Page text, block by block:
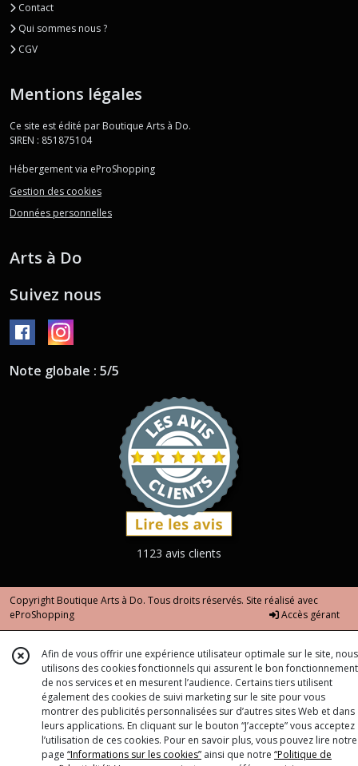
Contact
Qui sommes nous ?
CGV
Mentions légales
Ce site est édité par Boutique Arts à Do.
SIREN : 851875104
Hébergement via eProShopping
Gestion des cookies
Données personnelles
Arts à Do
Suivez nous
Note globale : 5/5
1123 avis clients
Copyright Boutique Arts à Do. Tous droits réservés. Site réalisé avec
eProShopping
Accès gérant
Afin de vous offrir une expérience utilisateur optimale sur le site, nous
utilisons des cookies fonctionnels qui assurent le bon fonctionnement
de nos services et en mesurent l’audience. Certains tiers utilisent
également des cookies de suivi marketing sur le site pour vous
montrer des publicités personnalisées sur d’autres sites Web et dans
leurs applications. En cliquant sur le bouton “J’accepte” vous acceptez
l’utilisation de ces cookies. Pour en savoir plus, vous pouvez lire notre
page “Informations sur les cookies” ainsi que notre “Politique de